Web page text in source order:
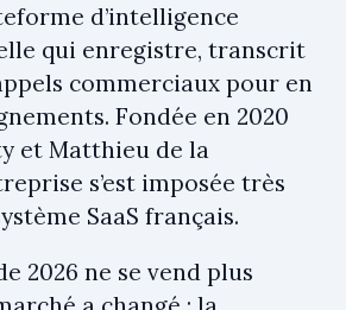
d’intelligence
qui enregistre, transcrit
commerciaux pour en
Fondée en 2020
et Matthieu de la
s’est imposée très
SaaS français.
2026 ne se vend plus